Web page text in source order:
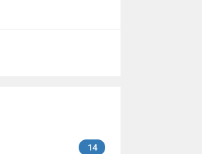
14